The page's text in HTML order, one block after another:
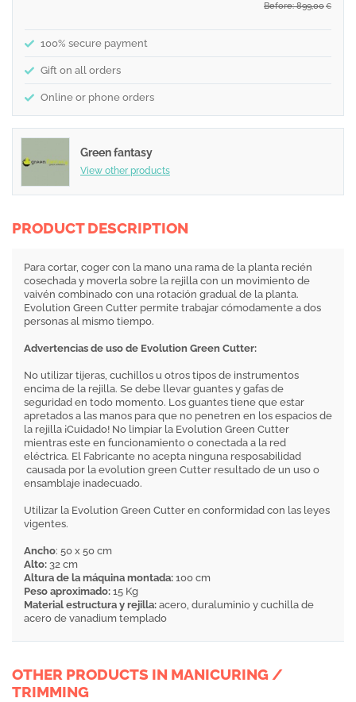
Before: 899,00 €
100% secure payment
Gift on all orders
Online or phone orders
Green fantasy
View other products
PRODUCT DESCRIPTION
Para cortar, coger con la mano una rama de la planta recién
cosechada y moverla sobre la rejilla con un movimiento de
vaivén combinado con una rotación gradual de la planta.
Evolution Green Cutter permite trabajar cómodamente a dos
personas al mismo tiempo.
Advertencias de uso de Evolution Green Cutter:
No utilizar tijeras, cuchillos u otros tipos de instrumentos
encima de la rejilla. Se debe llevar guantes y gafas de
seguridad en todo momento. Los guantes tiene que estar
apretados a las manos para que no penetren en los espacios de
la rejilla ¡Cuidado! No limpiar la Evolution Green Cutter
mientras este en funcionamiento o conectada a la red
eléctrica. El Fabricante no acepta ninguna resposabilidad
causada por la evolution green Cutter resultado de un uso o
ensamblaje inadecuado.
Utilizar la Evolution Green Cutter en conformidad con las leyes
vigentes.
Ancho: 50 x 50 cm
Alto: 32 cm
Altura de la máquina montada: 100 cm
Peso aproximado: 15 Kg
Material estructura y rejilla: acero, duraluminio y cuchilla de
acero de vanadium templado
OTHER PRODUCTS IN MANICURING /
TRIMMING